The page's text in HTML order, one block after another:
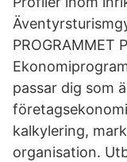
PROGRAMMET
passar dig som
kalkylering,
organisation.